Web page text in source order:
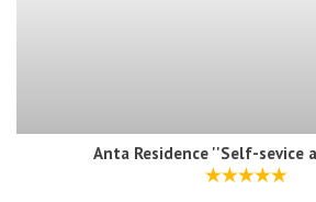
Anta Residence ''Self-sevice